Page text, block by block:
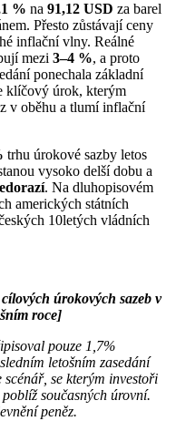
% na 91,12 USD za barel
Přesto zůstávají ceny
inflační vlny. Reálné
mezi 3–4 %, a proto
ponechala základní
klíčový úrok, kterým
v oběhu a tlumí inflační
trhu úrokové sazby letos
vysoko delší dobu a
. Na dluhopisovém
amerických státních
10letých vládních
úrokových sazeb v
roce]
pouze 1,7%
letošním zasedání
se kterým investoři
současných úrovní.
peněz.